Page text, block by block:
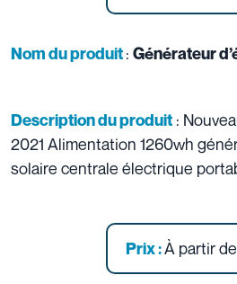
Nom du produit: Générateur
Description du produit :
2021 Alimentation 1260wh
solaire centrale électrique
Prix :À partir de